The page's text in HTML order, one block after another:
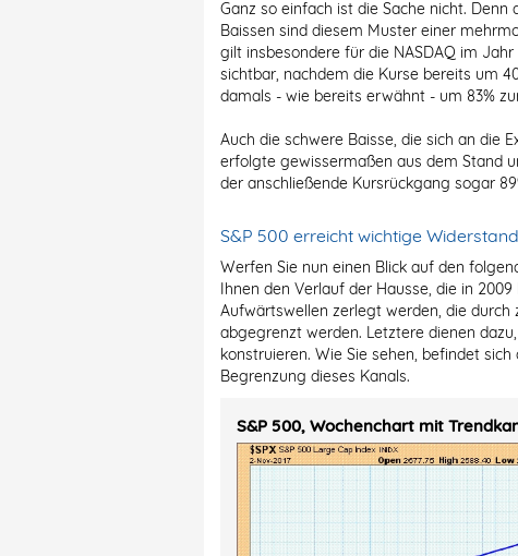
Ganz so einfach ist die Sache nicht.
Baissen sind diesem Muster einer
gilt insbesondere für die NASDAQ im
sichtbar, nachdem die Kurse bereits um
damals - wie bereits erwähnt - um 83%
Auch die schwere Baisse, die sich an die
erfolgte gewissermaßen aus dem Stand
der anschließende Kursrückgang sogar
S&P 500 erreicht wichtige
Werfen Sie nun einen Blick auf den
Ihnen den Verlauf der Hausse, die in
Aufwärtswellen zerlegt werden, die
abgegrenzt werden. Letztere dienen
konstruieren. Wie Sie sehen, befindet
Begrenzung dieses Kanals.
S&P 500, Wochenchart mit